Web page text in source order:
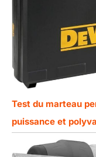
Test du marteau
puissance et